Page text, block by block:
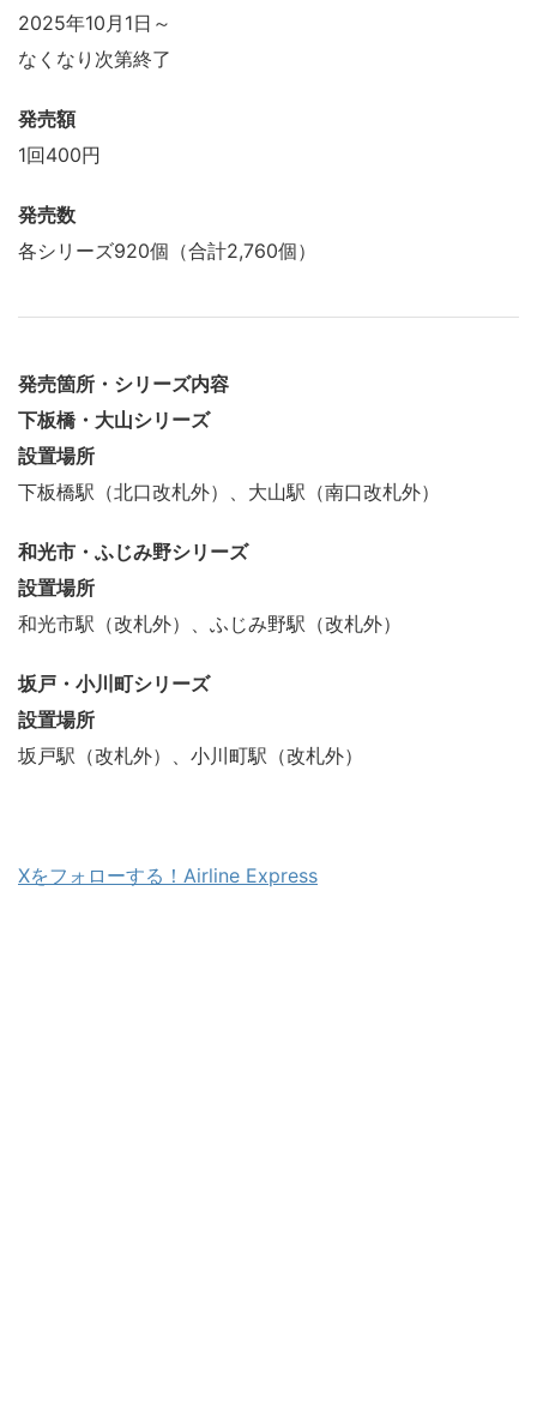
2025年10月1日～
なくなり次第終了
発売額
1回400円
発売数
各シリーズ920個（合計2,760個）
発売箇所・シリーズ内容
下板橋・大山シリーズ
設置場所
下板橋駅（北口改札外）、大山駅（南口改札外）
和光市・ふじみ野シリーズ
設置場所
和光市駅（改札外）、ふじみ野駅（改札外）
坂戸・小川町シリーズ
設置場所
坂戸駅（改札外）、小川町駅（改札外）
Xをフォローする！Airline Express